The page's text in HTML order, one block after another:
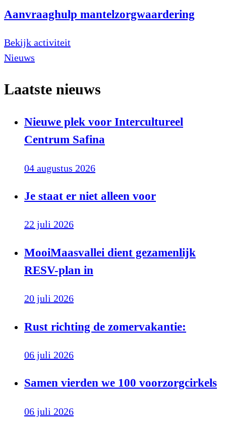
Aanvraaghulp mantelzorgwaardering
Bekijk activiteit
Nieuws
Laatste nieuws
Nieuwe plek voor Intercultureel
Centrum Safina
04 augustus 2026
Je staat er niet alleen voor
22 juli 2026
MooiMaasvallei dient gezamenlijk
RESV-plan in
20 juli 2026
Rust richting de zomervakantie:
06 juli 2026
Samen vierden we 100 voorzorgcirkels
06 juli 2026